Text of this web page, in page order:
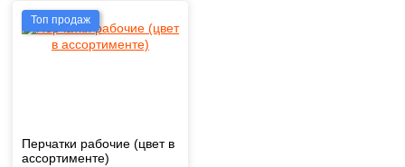
Топ продаж
Перчатки рабочие (цвет в
ассортименте)